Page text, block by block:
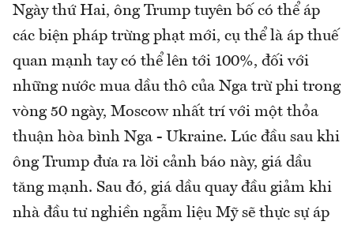
Ngày thứ Hai, ông Trump tuyên bố có thể áp
các biện pháp trừng phạt mới, cụ thể là áp thuế
quan mạnh tay có thể lên tới 100%, đối với
những nước mua dầu thô của Nga trừ phi trong
vòng 50 ngày, Moscow nhất trí với một thỏa
thuận hòa bình Nga - Ukraine. Lúc đầu sau khi
ông Trump đưa ra lời cảnh báo này, giá dầu
tăng mạnh. Sau đó, giá dầu quay đầu giảm khi
nhà đầu tư nghiền ngẫm liệu Mỹ sẽ thực sự áp